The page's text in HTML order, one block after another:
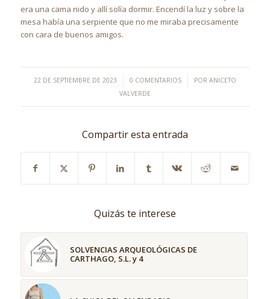
era una cama nido y allí solía dormir. Encendí la luz y sobre la
mesa había una serpiente que no me miraba precisamente
con cara de buenos amigos.
22 DE SEPTIEMBRE DE 2023
/ 0 COMENTARIOS
/ POR ANICETO
VALVERDE
Compartir esta entrada
Quizás te interese
SOLVENCIAS ARQUEOLÓGICAS DE
CARTHAGO, S.L. y 4